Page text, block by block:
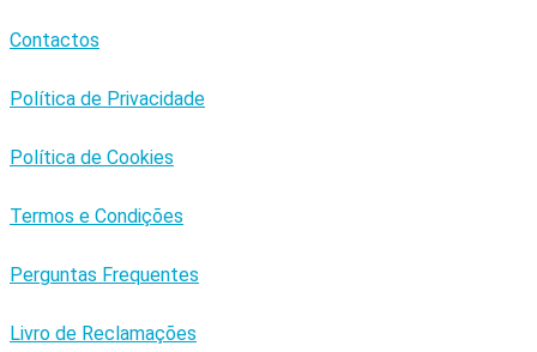
Contactos
Política de Privacidade
Política de Cookies
Termos e Condições
Perguntas Frequentes
Livro de Reclamações